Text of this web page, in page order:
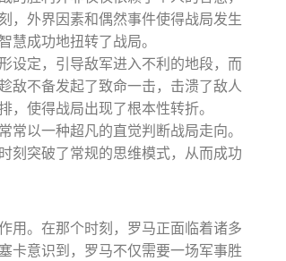
，外界因素和偶然事件使得战局发生
慧成功地扭转了战局。
设定，引导敌军进入不利的地段，而
敌不备发起了致命一击，击溃了敌人
使得战局出现了根本性转折。
以一种超凡的直觉判断战局走向。
刻突破了常规的思维模式，从而成功
用。在那个时刻，罗马正面临着诸多
卡意识到，罗马不仅需要一场军事胜